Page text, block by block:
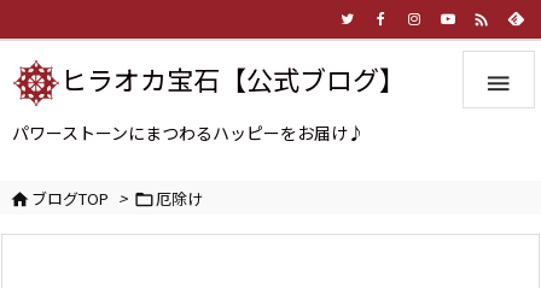


ヒラオカ宝石【公式ブログ】
パワーストーンにまつわるハッピーをお届け♪
ブログTOP > 厄除け